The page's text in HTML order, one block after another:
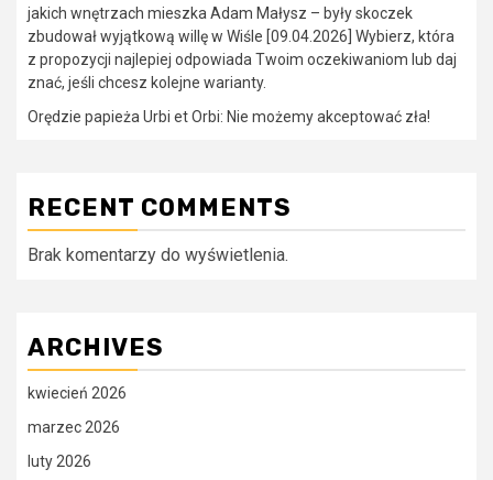
jakich wnętrzach mieszka Adam Małysz – były skoczek
zbudował wyjątkową willę w Wiśle [09.04.2026] Wybierz, która
z propozycji najlepiej odpowiada Twoim oczekiwaniom lub daj
znać, jeśli chcesz kolejne warianty.
Orędzie papieża Urbi et Orbi: Nie możemy akceptować zła!
RECENT COMMENTS
Brak komentarzy do wyświetlenia.
ARCHIVES
kwiecień 2026
marzec 2026
luty 2026